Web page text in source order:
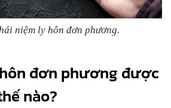
niệm ly hôn đơn phương.
đơn phương được
nào?